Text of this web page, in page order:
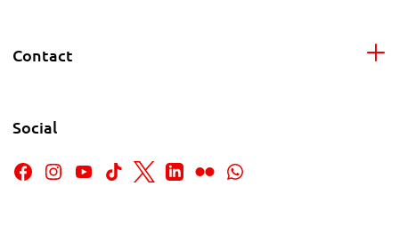
Contact
Social